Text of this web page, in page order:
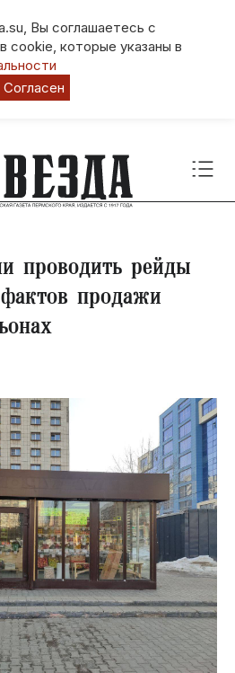
Вы соглашаетесь с
cookie, которые указаны в
Согласен
РФ
проводить рейды
продажи